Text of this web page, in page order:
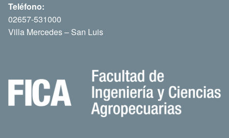
Teléfono:
02657-531000
Villa Mercedes – San Luis